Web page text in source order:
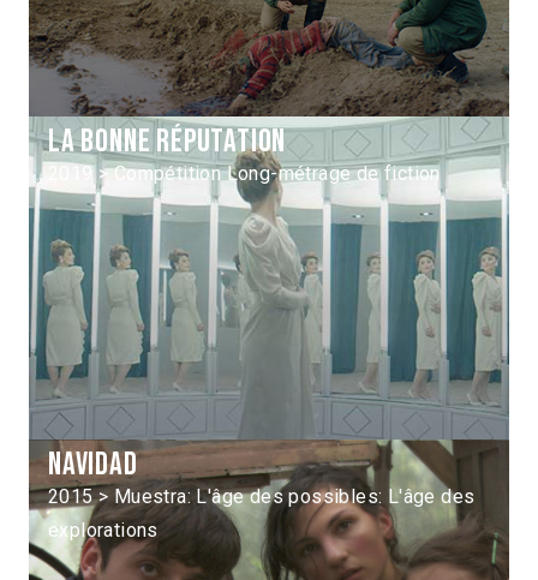
La Bonne réputation
2019 > Compétition Long-métrage de fiction
Navidad
2015 > Muestra: L'âge des possibles: L'âge des
explorations